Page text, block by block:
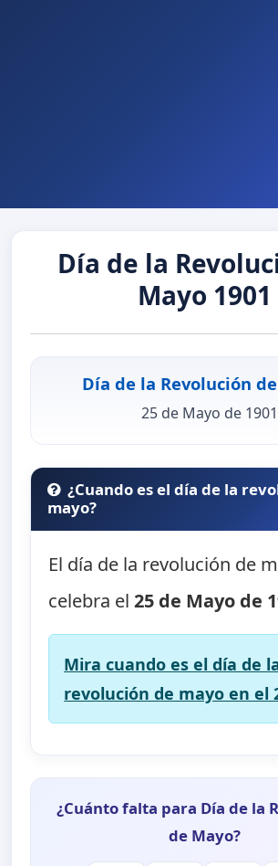
Día de la
Mayo 1901
Día de la Revolución
25 de Mayo de 1901
¿Cuando es el día de la
mayo?
El día de la revolución de
celebra el25 de Mayo de
Mira cuando es el día de
revolución de mayo en el
¿Cuánto falta para Día de la
de Mayo?